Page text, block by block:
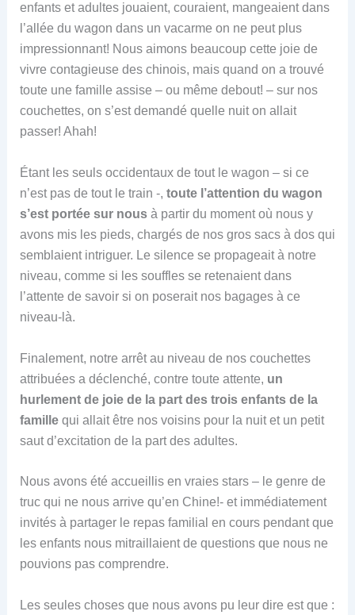
enfants et adultes jouaient, couraient, mangeaient dans
l’allée du wagon dans un vacarme on ne peut plus
impressionnant! Nous aimons beaucoup cette joie de
vivre contagieuse des chinois, mais quand on a trouvé
toute une famille assise – ou même debout! – sur nos
couchettes, on s’est demandé quelle nuit on allait
passer! Ahah!
Étant les seuls occidentaux de tout le wagon – si ce
n’est pas de tout le train -, toute l’attention du wagon
s’est portée sur nousà partir du moment où nous y
avons mis les pieds, chargés de nos gros sacs à dos qui
semblaient intriguer. Le silence se propageait à notre
niveau, comme si les souffles se retenaient dans
l’attente de savoir si on poserait nos bagages à ce
niveau-là.
Finalement, notre arrêt au niveau de nos couchettes
attribuées a déclenché, contre toute attente, un
hurlement de joie de la part des trois enfants de la
famillequi allait être nos voisins pour la nuit et un petit
saut d’excitation de la part des adultes.
Nous avons été accueillis en vraies stars – le genre de
truc qui ne nous arrive qu’en Chine!- et immédiatement
invités à partager le repas familial en cours pendant que
les enfants nous mitraillaient de questions que nous ne
pouvions pas comprendre.
Les seules choses que nous avons pu leur dire est que :